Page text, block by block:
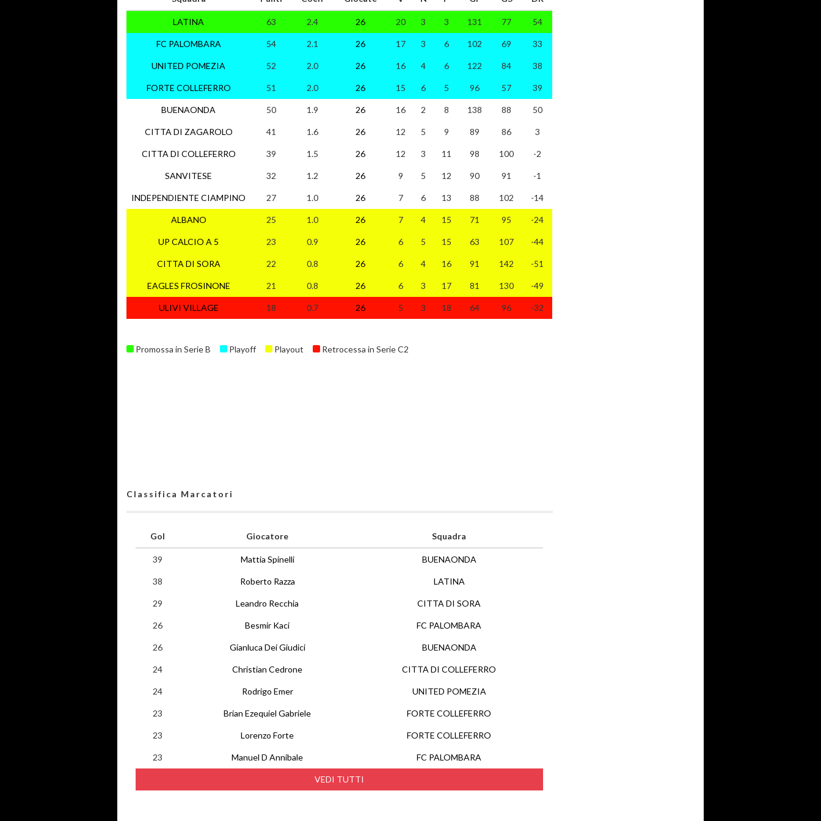
LATINA
FC PALOMBARA
UNITED POMEZIA
FORTE COLLEFERRO
BUENAONDA
CITTA DI ZAGAROLO
CITTA DI COLLEFERRO
SANVITESE
INDEPENDIENTE CIAMPINO
ALBANO
UP CALCIO A 5
CITTA DI SORA
EAGLES FROSINONE
ULIVI VILLAGE
63 2.4 26 20 3 3 131 77 54
54 2.1 26 17 3 6 102 69 33
52 2.0 26 16 4 6 122 84 38
51 2.0 26 15 6 5 96 57 39
50 1.9 26 16 2 8 138 88 50
41 1.6 26 12 5 9 89 86 3
39 1.5 26 12 3 11 98 100 -2
32 1.2 26 9 5 12 90 91 -1
27 1.0 26 7 6 13 88 102 -14
25 1.0 26 7 4 15 71 95 -24
23 0.9 26 6 5 15 63 107 -44
22 0.8 26 6 4 16 91 142 -51
21 0.8 26 6 3 17 81 130 -49
18 0.7 26 5 3 18 64 96 -32
Promossa in Serie B Playoff Playout Retrocessa in Serie C2
Classifica Marcatori
Gol Giocatore Squadra
VEDI TUTTI
39 Mattia Spinelli BUENAONDA
38 Roberto Razza LATINA
29 Leandro Recchia CITTA DI SORA
26 Besmir Kaci FC PALOMBARA
26 Gianluca Dei Giudici BUENAONDA
24 Christian Cedrone CITTA DI COLLEFERRO
24 Rodrigo Emer UNITED POMEZIA
23 Brian Ezequiel Gabriele FORTE COLLEFERRO
23 Lorenzo Forte FORTE COLLEFERRO
23 Manuel D Annibale FC PALOMBARA